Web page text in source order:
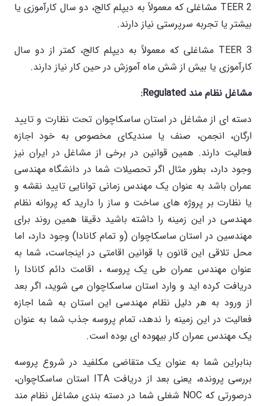
TEER 2 مشاغلی که معمولاً به دیپلم کالج، دو سال کارآموزی یا
بیشتر یا تجربه سرپرستی نیاز دارند.
TEER 3 مشاغلی که معمولاً به دیپلم کالج، کمتر از دو سال
کارآموزی یا بیش از شش ماه آموزش در حین کار نیاز دارند.
مشاغل نظام مند Regulated
:
دسته ای از مشاغل در استان ساسکاچوان تحت نظارت و تایید
ارگان، انجمن، صنف یا سندیکای مخصوص به خود اجازه
فعالیت دارند. همین قوانین در برخی از مشاغل در ایران نیز
وجود دارد، بطور مثال اگر تحصیلات شما در دانشگاه مهندسی
عمران باشد به عنوان یک مهندس زمانی توانایی تایید نقشه و
یا نظارت بر پروژه های ساخت و ساز را دارید که پروانه نظام
مهندسی در این زمینه را داشته باشید دقیقا همین روند برای
مهندسین در استان ساسکاچوان (و تمام کانادا) وجود دارد، اما
محل تلاقی این قانون با قوانین اقامتی در اینجاست، شما به
عنوان مهندس عمران طی یک پروسه ، اقامت دائم کانادا را
دریافت کرده اید و وارد استان ساسکاچوان می شوید، اگر بعد
از ورود به هر دلیل نظام مهندسی این استان به شما اجازه
فعالیت در این زمینه را ندهد، تمام پروسه جذب شما به عنوان
یک مهندس عمران کار بیهوده ای بوده است.
بنابراین شما به عنوان یک متقاضی مکلفید در شروع پروسه
بررسی پرونده، یعنی بعد از دریافت ITA استان ساسکاچوان،
درصورتی که NOC شغلی شما در دسته بندی مشاغل نظام مند